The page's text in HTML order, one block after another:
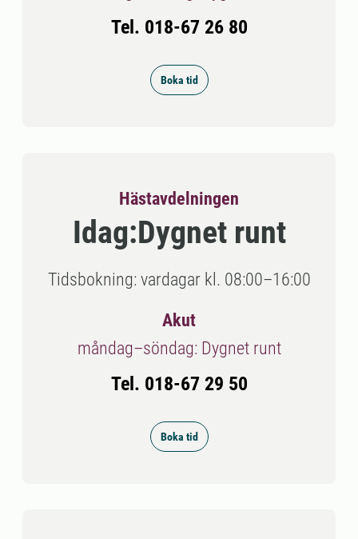
Tel. 018-67 26 80
Boka tid
Hästavdelningen
Idag:Dygnet runt
Tidsbokning: vardagar kl. 08:00–16:00
Akut
måndag–söndag: Dygnet runt
Tel. 018-67 29 50
Boka tid